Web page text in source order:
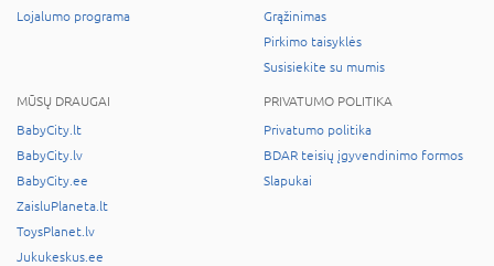
Lojalumo programa
Grąžinimas
Pirkimo taisyklės
Susisiekite su mumis
MŪSŲ DRAUGAI
BabyCity.lt
BabyCity.lv
BabyCity.ee
ZaisluPlaneta.lt
ToysPlanet.lv
Jukukeskus.ee
PRIVATUMO POLITIKA
Privatumo politika
BDAR teisių įgyvendinimo formos
Slapukai